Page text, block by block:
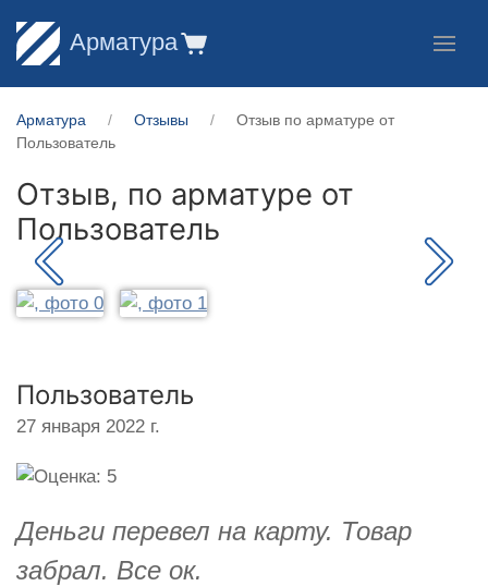
Арматура
Арматура Отзывы
Отзыв по арматуре от
Пользователь
Отзыв, по арматуре от
Пользователь
Пользователь
27 января 2022 г.
Деньги перевел на карту. Товар
забрал. Все ок.